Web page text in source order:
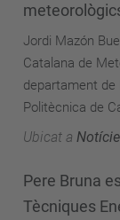
Jordi Mazón
Catalana de
departament de
Politècnica de
Ubicat a
Pere Bruna
Tècniques